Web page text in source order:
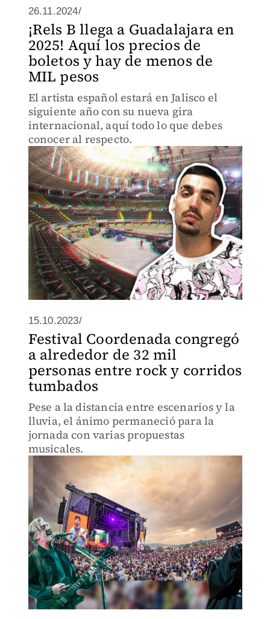
26.11.2024/
¡Rels B llega a Guadalajara en
2025! Aquí los precios de
boletos y hay de menos de
MIL pesos
El artista español estará en Jalisco el
siguiente año con su nueva gira
internacional, aquí todo lo que debes
conocer al respecto.
15.10.2023/
Festival Coordenada congregó
a alrededor de 32 mil
personas entre rock y corridos
tumbados
Pese a la distancia entre escenarios y la
lluvia, el ánimo permaneció para la
jornada con varias propuestas
musicales.